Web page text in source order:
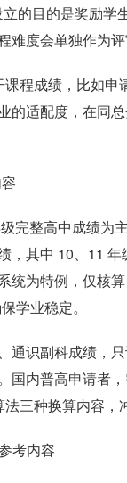
的目的是奖励
难度会单独作为
程成绩，比如
的适配度，在同
完整高中成绩
，其中 10、11
统为特例，仅核
学业稳定。
通识副科成绩，
国内普高申请者
三种换算内容
考内容